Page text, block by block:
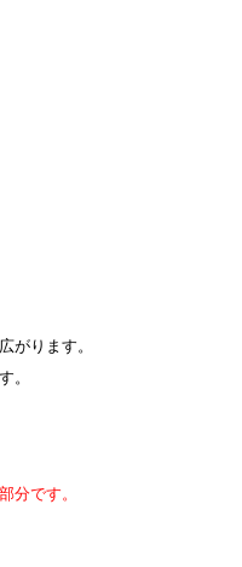
がります。
。
分です。